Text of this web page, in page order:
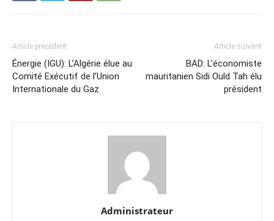
Article précédent
Énergie (IGU): L’Algérie élue au
Comité Exécutif de l’Union
Internationale du Gaz
Article suivant
BAD: L’économiste
mauritanien Sidi Ould Tah élu
président
Administrateur